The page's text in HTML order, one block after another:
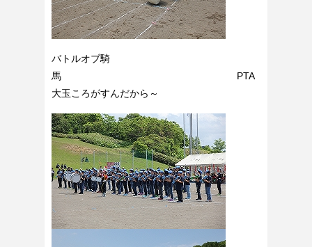
バトルオブ騎
馬 PTA
大玉ころがすんだから～